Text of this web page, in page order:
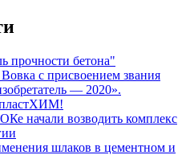
прочности бетона"
с присвоением звания
— 2020».
начали возводить комплекс
шлаков в цементном и